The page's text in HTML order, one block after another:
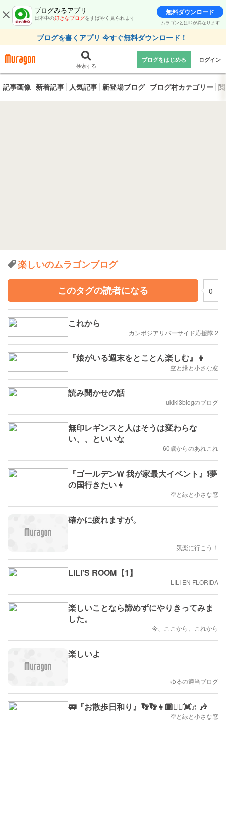
ブログみるアプリ
日本中の好きなブログをすばやく見られます
無料ダウンロード
ムラゴンとはIDが異なります
ブログを書くアプリ 今すぐ無料ダウンロード！
検索する
ブログをはじめる ログイン
記事画像 新着記事 人気記事 新登場ブログ ブログ村カテゴリー
楽しいのムラゴンブログ
このタグの読者になる
0
これから
カンボジアリバーサイド応援隊 2
『娘がいる週末をとことん楽しむ』👧
空と緑と小さな窓
読み聞かせの話
ukiki3biogのブログ
無印レギンスと人はそうは変わらな
い、、といいな
60歳からのあれこれ
『ゴールデンW 我が家最大イベント』❗️夢
の国行きたい👧
空と緑と小さな窓
確かに疲れますが。
気楽に行こう！
LILI'S ROOM【1】
LILI EN FLORIDA
楽しいことなら諦めずにやりきってみま
した。
今、ここから、これから
楽しいよ
ゆるの適当ブログ
🚃『お散歩日和り』👣👣👧🏼🙎‍♀️💓♬🎶
空と緑と小さな窓